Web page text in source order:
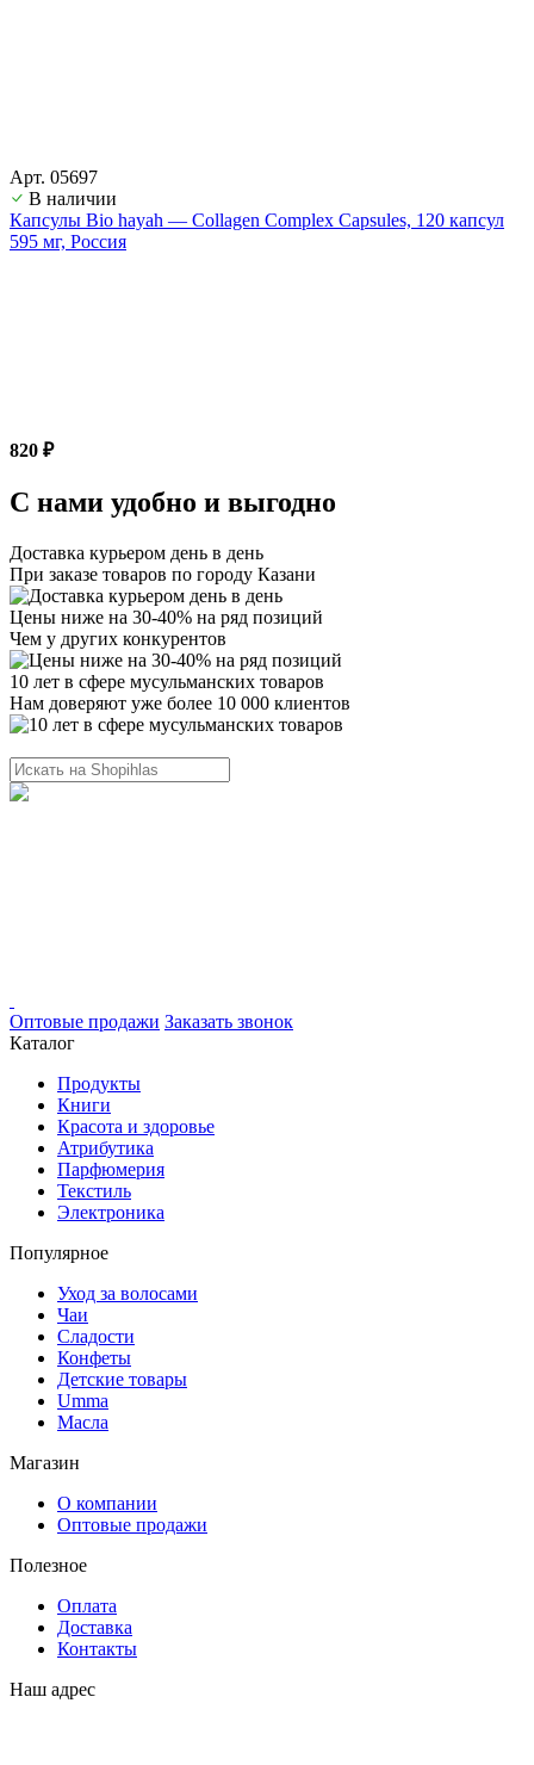
Арт. 05697
В наличии
Капсулы Bio hayah — Collagen Complex Capsules, 120 капсул
595 мг, Россия
820 ₽
С нами удобно и выгодно
Доставка курьером день в день
При заказе товаров по городу Казани
Цены ниже на 30-40% на ряд позиций
Чем у других конкурентов
10 лет в сфере мусульманских товаров
Нам доверяют уже более 10 000 клиентов
Оптовые продажи Заказать звонок
Каталог
Продукты
Книги
Красота и здоровье
Атрибутика
Парфюмерия
Текстиль
Электроника
Популярное
Уход за волосами
Чаи
Сладости
Конфеты
Детские товары
Umma
Масла
Магазин
О компании
Оптовые продажи
Полезное
Оплата
Доставка
Контакты
Наш адрес